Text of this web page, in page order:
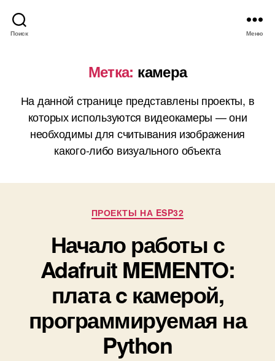
Поиск Меню
Метка: камера
На данной странице представлены проекты, в
которых используются видеокамеры — они
необходимы для считывания изображения
какого-либо визуального объекта
Р
у
б
р
и
к
и
ПРОЕКТЫ НА ESP32
Начало работы с
Adafruit MEMENTO:
плата c камерой,
программируемая на
Python